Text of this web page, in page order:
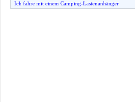
Ich fahre mit einem Camping-Lastenanhänger